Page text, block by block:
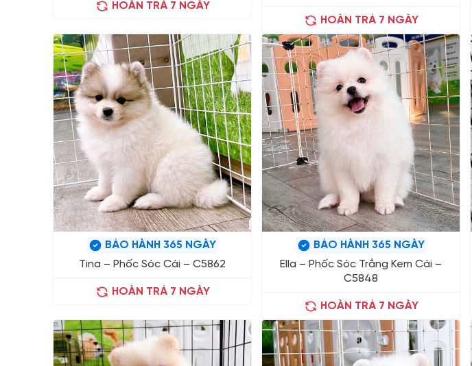
HOÀN TRẢ 7 NGÀY
HOÀN TRẢ 7 NGÀY
BẢO HÀNH 365 NGÀY
Tina – Phốc Sóc Cái – C5862
HOÀN TRẢ 7 NGÀY
BẢO HÀNH 365 NGÀY
Ella – Phốc Sóc Trắng Kem Cái –
C5848
HOÀN TRẢ 7 NGÀY